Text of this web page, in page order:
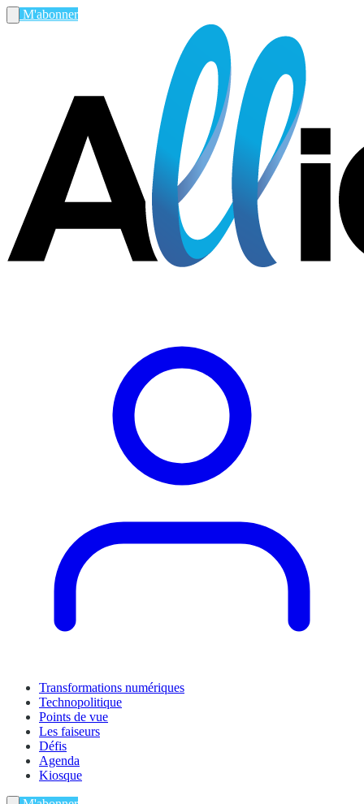
M'abonner
Transformations numériques
Technopolitique
Points de vue
Les faiseurs
Défis
Agenda
Kiosque